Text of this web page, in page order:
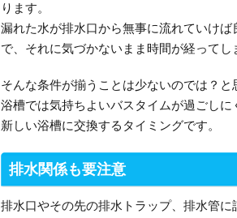
ります。
漏れた水が排水口から無事に流れていけ
で、それに気づかないまま時間が経って
そんな条件が揃うことは少ないのでは？
浴槽では気持ちよいバスタイムが過ごしに
新しい浴槽に交換するタイミングです。
排水関係も要注意
排水口やその先の排水トラップ、排水管